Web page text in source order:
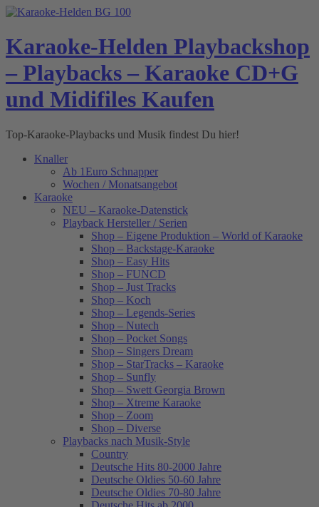
Skip
content
Karaoke-Helden Playbackshop
– Playbacks – Karaoke CD+G
und Midifiles Kaufen
Top-Karaoke-Playbacks und Musik findest Du hier!
Knaller
Ab 1Euro Schnapper
Wochen / Monatsangebot
Karaoke
NEU – Karaoke-Datenstick
Playback Hersteller / Serien
Shop – Eigene Produktion – World of Karaoke
Shop – Backstage-Karaoke
Shop – Easy Hits
Shop – FUNCD
Shop – Just Tracks
Shop – Koch
Shop – Legends-Series
Shop – Nutech
Shop – Pocket Songs
Shop – Singers Dream
Shop – StarTracks – Karaoke
Shop – Sunfly
Shop – Swett Georgia Brown
Shop – Xtreme Karaoke
Shop – Zoom
Shop – Diverse
Playbacks nach Musik-Style
Country
Deutsche Hits 80-2000 Jahre
Deutsche Oldies 50-60 Jahre
Deutsche Oldies 70-80 Jahre